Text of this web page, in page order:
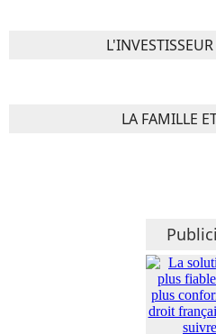
LA FAMILLE